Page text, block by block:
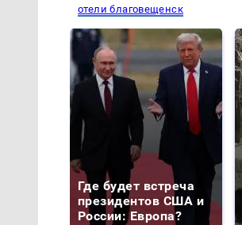
отели благовещенск
Где будет встреча
президентов США и
России: Европа?